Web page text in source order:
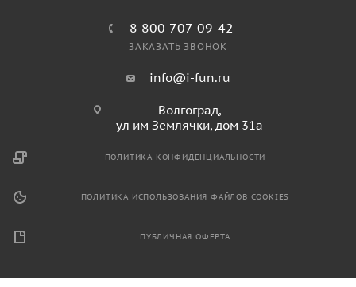
8 800 707-09-42
ЗАКАЗАТЬ ЗВОНОК
info@i-fun.ru
Волгоград,
ул им Землячки, дом 31а
ПОЛИТИКА КОНФИДЕНЦИАЛЬНОСТИ
ПОЛИТИКА ИСПОЛЬЗОВАНИЯ ФАЙЛОВ COOKIES
ПУБЛИЧНАЯ ОФЕРТА